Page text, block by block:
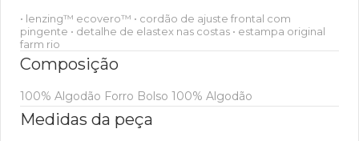
• lenzing™ ecovero™ • cordão de ajuste frontal com
pingente • detalhe de elastex nas costas • estampa original
farm rio
Composição
100% Algodão Forro Bolso 100% Algodão
Medidas da peça